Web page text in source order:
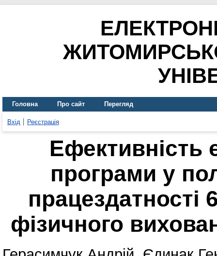
Головна Про сайт Перегляд
Вхід Реєстрація
Ефективність
програми у
працездатності
фізичного